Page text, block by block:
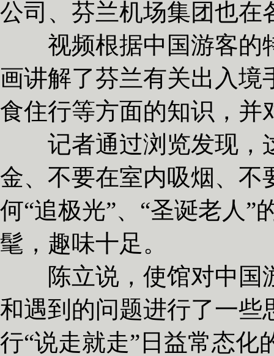
公司、芬兰机场集团也在
视频根据中国游客的
画讲解了芬兰有关出入
食住行等方面的知识，并
记者通过浏览发现，
金、不要在室内吸烟、不
何“追极光”、“圣诞老人”
髦，趣味十足。
陈立说，使馆对中国
和遇到的问题进行了一些
行“说走就走”日益常态化